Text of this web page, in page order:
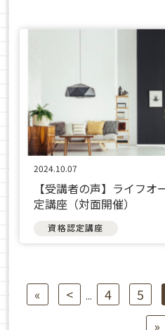
2024.10.07
【受講者の声】ライフ
定講座（対面開催）
資格認定講座
« < ... 4 5
»